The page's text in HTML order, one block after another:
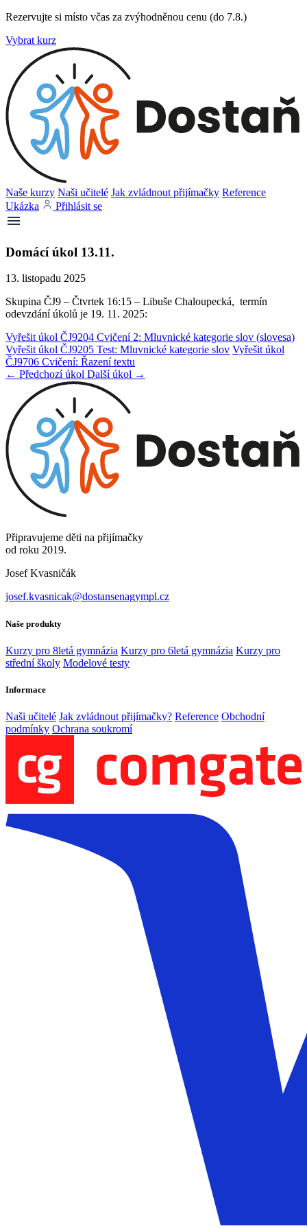
Rezervujte si místo včas za zvýhodněnou cenu (do 7.8.)
Vybrat kurz
Naše kurzy Naši učitelé Jak zvládnout přijímačky Reference
Ukázka
Přihlásit se
Domácí úkol 13.11.
13. listopadu 2025
Skupina ČJ9 – Čtvrtek 16:15 – Libuše Chaloupecká, termín
odevzdání úkolů je 19. 11. 2025:
Vyřešit úkol ČJ9204 Cvičení 2: Mluvnické kategorie slov (slovesa)
Vyřešit úkol ČJ9205 Test: Mluvnické kategorie slov Vyřešit úkol
ČJ9706 Cvičení: Řazení textu
← Předchozí úkol Další úkol →
Připravujeme děti na přijímačky
od roku 2019.
Josef Kvasničák
josef.kvasnicak@dostansenagympl.cz
Naše produkty
Kurzy pro 8letá gymnázia Kurzy pro 6letá gymnázia Kurzy pro
střední školy Modelové testy
Informace
Naši učitelé Jak zvládnout přijímačky? Reference Obchodní
podmínky Ochrana soukromí